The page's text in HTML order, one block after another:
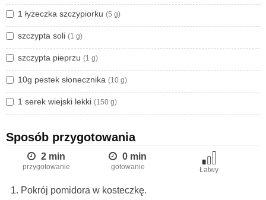
Twarożek z rzodkiewką i szczypiorkiem
Smacznego!
1 łyżeczka szczypiorku (5 g)
szczypta soli (1 g)
szczypta pieprzu (1 g)
10g pestek słonecznika (10 g)
1 serek wiejski lekki (150 g)
Sposób przygotowania
2 min
przygotowanie
0 min
gotowanie Łatwy
Pokrój pomidora w kosteczkę.